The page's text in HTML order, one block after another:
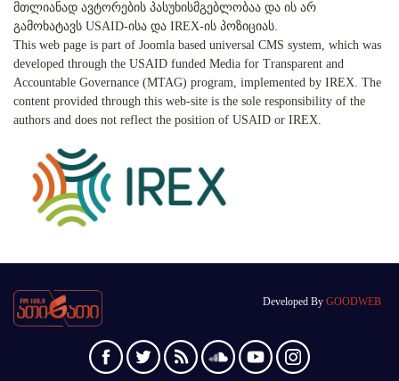
მთლიანად ავტორების პასუხისმგებლობაა და ის არ
გამოხატავს USAID-ისა და IREX-ის პოზიციას.
This web page is part of Joomla based universal CMS system, which was
developed through the USAID funded Media for Transparent and
Accountable Governance (MTAG) program, implemented by IREX. The
content provided through this web-site is the sole responsibility of the
authors and does not reflect the position of USAID or IREX.
Developed By GOODWEB